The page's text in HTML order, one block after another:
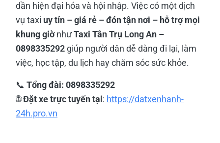
dần hiện đại hóa và hội nhập. Việc có một dịch
vụ taxi uy tín – giá rẻ – đón tận nơi – hỗ trợ mọi
khung giờnhưTaxi Tân Trụ Long An –
0898335292 giúp người dân dễ dàng đi lại, làm
việc, học tập, du lịch hay chăm sóc sức khỏe.
📞 Tổng đài: 0898335292
🌐Đặt xe trực tuyến tại: https://datxenhanh-
24h.pro.vn